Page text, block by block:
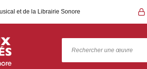
et de la Librairie Sonore